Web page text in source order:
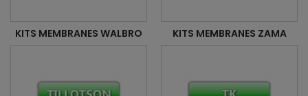
KITS MEMBRANES WALBRO KITS MEMBRANES ZAMA